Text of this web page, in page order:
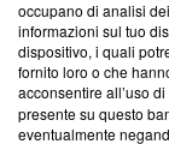
creare news di
‘Trust Project -
ancora membro
parte; Trust
conformità agli
occupano di analisi
informazioni sul tuo
dispositivo, i quali
fornito loro o che
acconsentire all’uso
presente su questo
eventualmente